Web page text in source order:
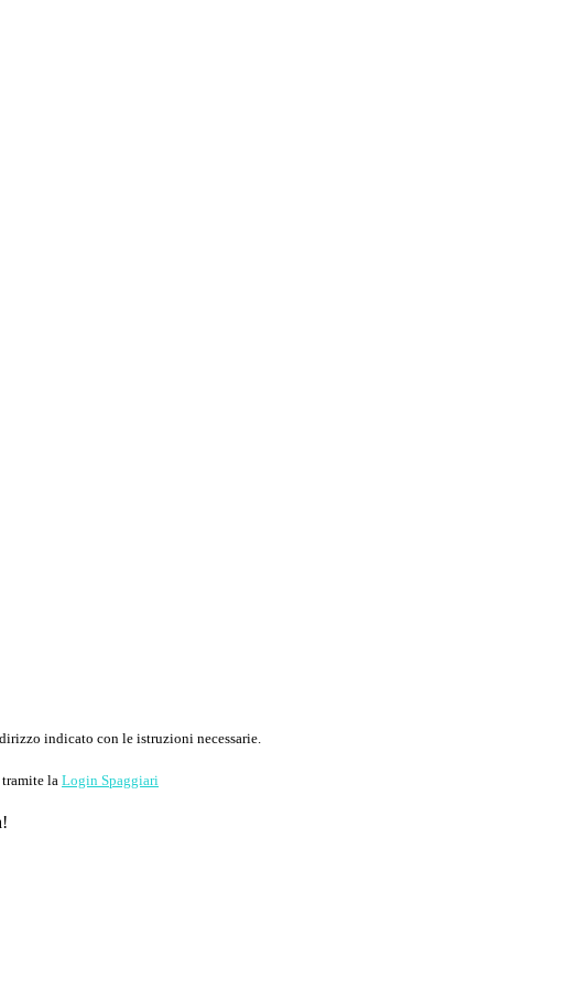
indicato con le istruzioni necessarie.
tramite la Login Spaggiari